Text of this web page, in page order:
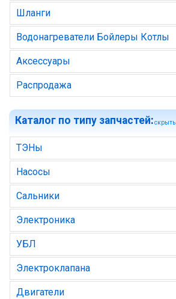
Шланги
Водонагреватели Бойлеры Котлы
Аксессуары
Распродажа
Каталог по типу запчастей:скрыть
ТЭНы
Насосы
Сальники
Электроника
УБЛ
Электроклапана
Двигатели